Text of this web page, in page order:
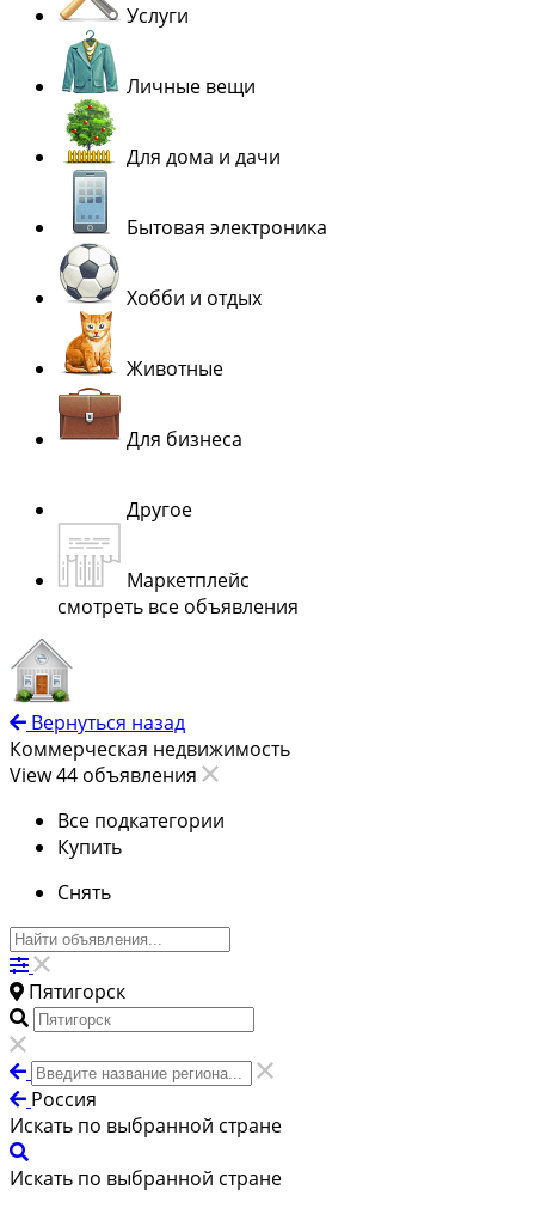
Услуги
Личные вещи
Для дома и дачи
Бытовая электроника
Хобби и отдых
Животные
Для бизнеса
Другое
Маркетплейс
смотреть все объявления
Вернуться назад
Коммерческая недвижимость
View 44 объявления
Все подкатегории
Купить
Снять
Пятигорск
Россия
Искать по выбранной стране
Искать по выбранной стране